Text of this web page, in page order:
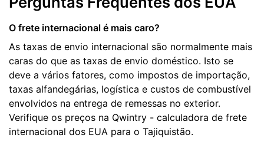
O frete internacional é mais caro?
As taxas de envio internacional são normalmente mais
caras do que as taxas de envio doméstico. Isto se
deve a vários fatores, como impostos de importação,
taxas alfandegárias, logística e custos de combustível
envolvidos na entrega de remessas no exterior.
Verifique os preços na Qwintry - calculadora de frete
internacional dos EUA para o Tajiquistão.